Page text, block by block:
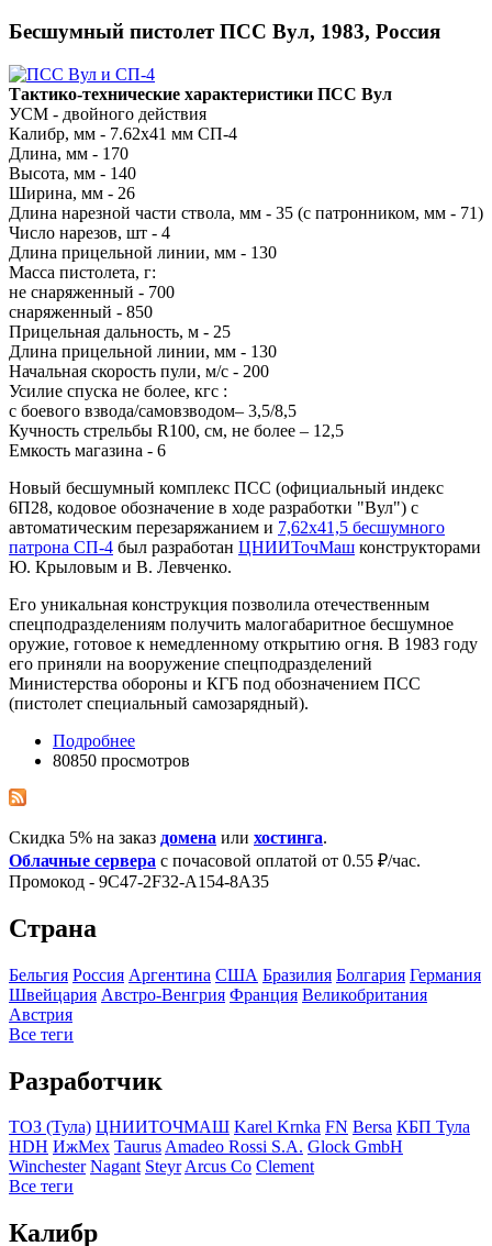
Бесшумный пистолет ПСС Вул, 1983, Россия
Тактико-технические характеристики ПСС Вул
УСМ - двойного действия
Калибр, мм - 7.62x41 мм СП-4
Длина, мм - 170
Высота, мм - 140
Ширина, мм - 26
Длина нарезной части ствола, мм - 35 (с патронником, мм - 71)
Число нарезов, шт - 4
Длина прицельной линии, мм - 130
Масса пистолета, г:
не снаряженный - 700
снаряженный - 850
Прицельная дальность, м - 25
Длина прицельной линии, мм - 130
Начальная скорость пули, м/с - 200
Усилие спуска не более, кгс :
с боевого взвода/самовзводом– 3,5/8,5
Кучность стрельбы R100, см, не более – 12,5
Емкость магазина - 6
Новый бесшумный комплекс ПСС (официальный индекс
6П28, кодовое обозначение в ходе разработки "Вул") с
автоматическим перезаряжанием и 7,62х41,5 бесшумного
патрона СП-4 был разработан ЦНИИТочМаш конструкторами
Ю. Крыловым и В. Левченко.
Его уникальная конструкция позволила отечественным
спецподразделениям получить малогабаритное бесшумное
оружие, готовое к немедленному открытию огня. В 1983 году
его приняли на вооружение спецподразделений
Министерства обороны и КГБ под обозначением ПСС
(пистолет специальный самозарядный).
Подробнее
80850 просмотров
Скидка 5% на заказ домена или хостинга.
Облачные сервера с почасовой оплатой от 0.55 ₽/час.
Промокод - 9C47-2F32-A154-8A35
Страна
Бельгия Росcия Аргентина США Бразилия Болгария Германия
Швейцария Австро-Венгрия Франция Великобритания
Австрия
Все теги
Разработчик
ТОЗ (Тула) ЦНИИТОЧМАШ Karel Krnka FN Bersa КБП Тула
HDH ИжМех TaurusAmadeo Rossi S.A. Glock GmbH
Winchester Nagant SteyrArcus Co Clement
Все теги
Калибр